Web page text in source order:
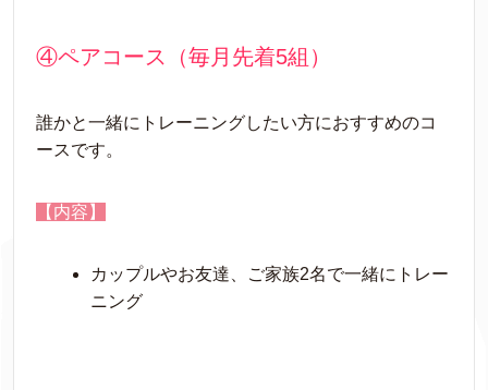
④ペアコース（毎月先着5組）
誰かと一緒にトレーニングしたい方におすすめのコ
ースです。
【内容】
カップルやお友達、ご家族2名で一緒にトレー
ニング